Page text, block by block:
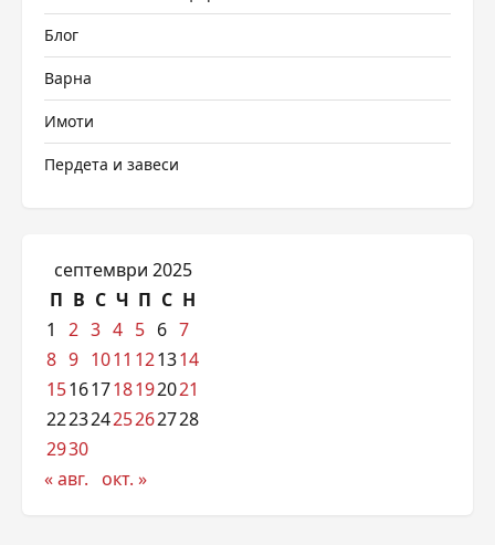
Блог
Варна
Имоти
Пердета и завеси
септември 2025
П В С Ч П С Н
1
2 3 4 5 6 7
8 9 1011 121314
15161718192021
22232425262728
2930
« авг.
окт. »